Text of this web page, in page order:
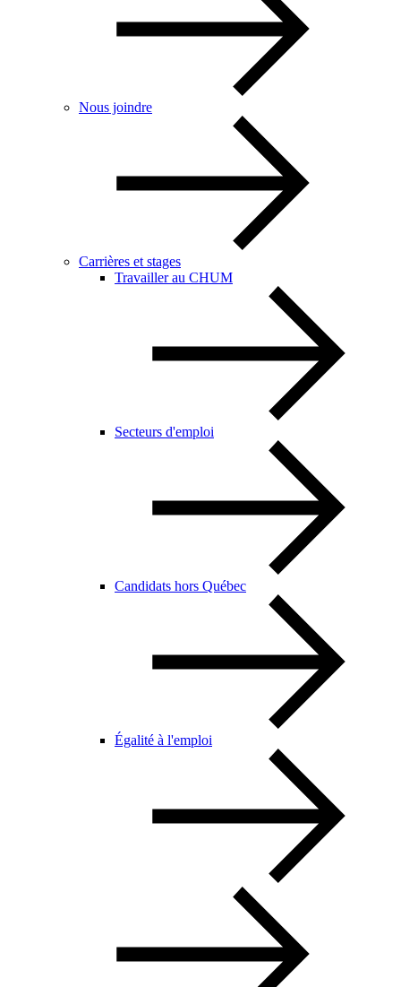
Nous joindre
Carrières et stages
Travailler au CHUM
Secteurs d'emploi
Candidats hors Québec
Égalité à l'emploi